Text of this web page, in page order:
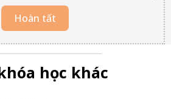
Hoàn tất
học khác